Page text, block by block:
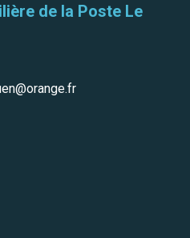
de la Poste Le